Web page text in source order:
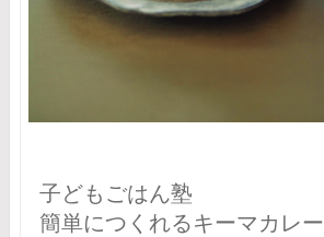
子どもごはん塾
簡単につくれるキーマカレー